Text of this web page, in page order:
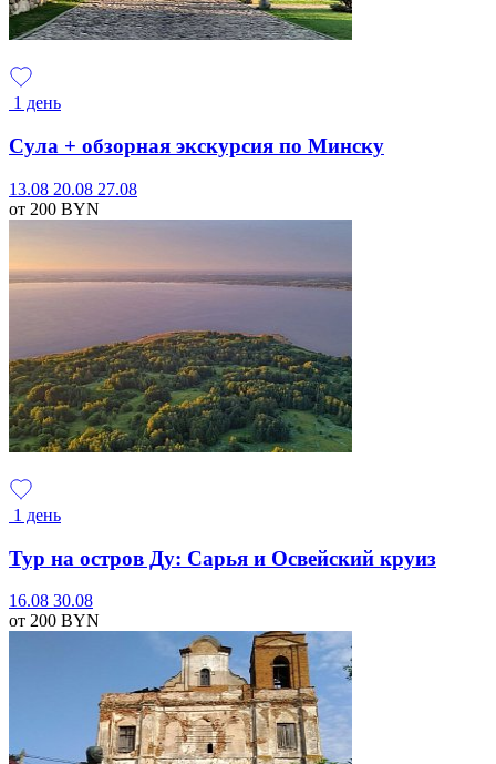
1 день
Сула + обзорная экскурсия по Минску
13.08 20.08 27.08
от 200 BYN
1 день
Тур на остров Ду: Сарья и Освейский круиз
16.08 30.08
от 200 BYN